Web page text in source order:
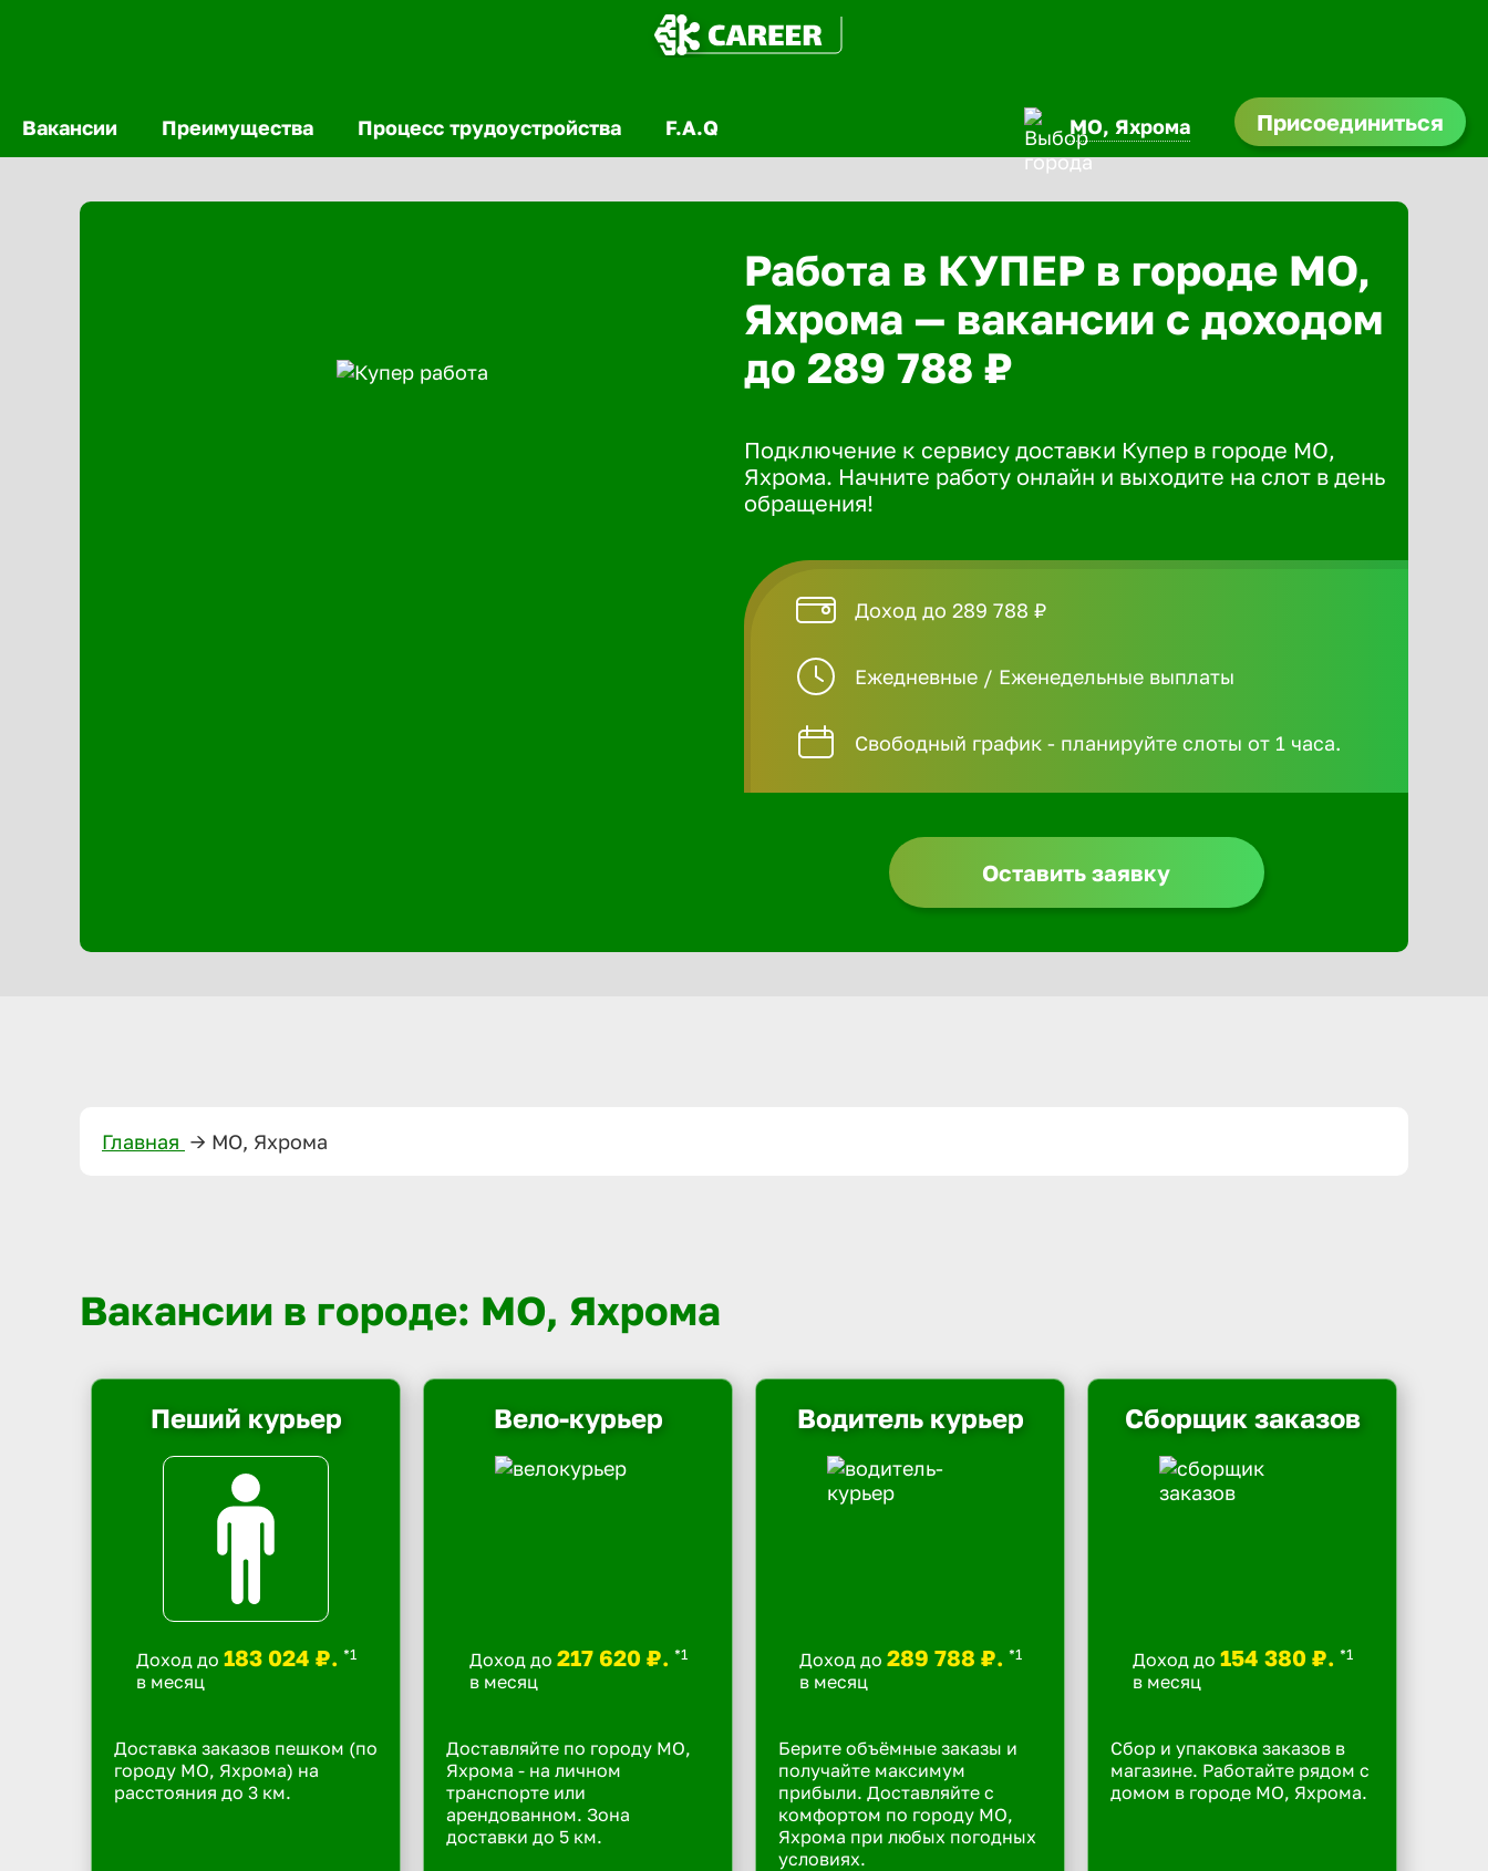
Вакансии Преимущества Процесс трудоустройства F.A.Q МО, Яхрома Присоединиться
Работа в КУПЕР в городе МО,
Яхрома — вакансии с доходом
до 289 788 ₽
Подключение к сервису доставки Купер в городе МО,
Яхрома. Начните работу онлайн и выходите на слот в день
обращения!
Доход до 289 788 ₽
Ежедневные / Еженедельные выплаты
Свободный график - планируйте слоты от 1 часа.
Оставить заявку
Главная —> МО, Яхрома
Вакансии в городе: МО, Яхрома
Пеший курьер
Доход до 183 024 ₽. *1
в месяц
Доставка заказов пешком (по
городу МО, Яхрома) на
расстояния до 3 км.
Вело-курьер
Доход до 217 620 ₽. *1
в месяц
Доставляйте по городу МО,
Яхрома - на личном
транспорте или
арендованном. Зона
доставки до 5 км.
Водитель курьер
Доход до 289 788 ₽. *1
в месяц
Берите объёмные заказы и
получайте максимум
прибыли. Доставляйте с
комфортом по городу МО,
Яхрома при любых погодных
условиях.
Сборщик заказов
Доход до 154 380 ₽. *1
в месяц
Сбор и упаковка заказов в
магазине. Работайте рядом с
домом в городе МО, Яхрома.